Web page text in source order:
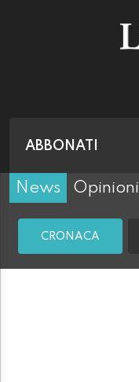
ABBONATI
News Opinioni
CRONACA